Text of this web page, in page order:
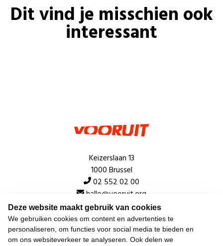
Deze website maakt gebruik van cookies
We gebruiken cookies om content en advertenties te
personaliseren, om functies voor social media te bieden en
om ons websiteverkeer te analyseren. Ook delen we
Dit vind je misschien ook
interessant
Keizerslaan 13
1000 Brussel
02 552 02 00
hallo@vooruit.org
Snel